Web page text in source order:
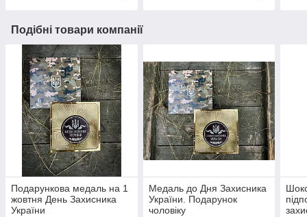
Подібні товари компанії
Подарункова медаль на 1
жовтня День Захисника
України
Медаль до Дня Захисника
України. Подарунок
чоловіку